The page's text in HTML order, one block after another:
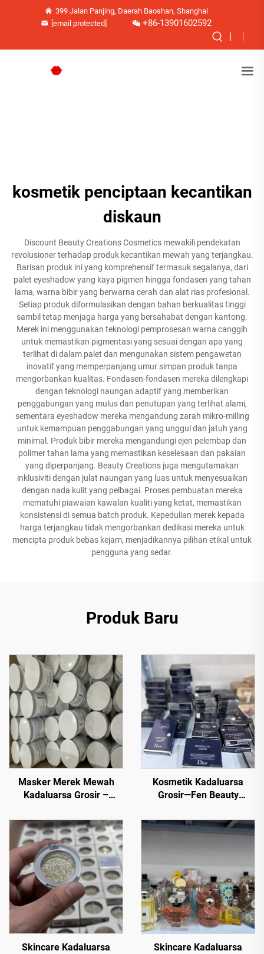
399 Jalan Panjing, Daerah Baoshan, Shanghai
[email protected]
+86-13901602592
kosmetik penciptaan kecantikan
diskaun
Discount Beauty Creations Cosmetics mewakili pendekatan
revolusioner terhadap produk kecantikan mewah yang terjangkau.
Barisan produk ini yang komprehensif termasuk segalanya, dari
palet eyeshadow yang kaya pigmen hingga fondasen yang tahan
lama, warna bibir yang berwarna cerah dan alat rias profesional.
Setiap produk diformulasikan dengan bahan berkualitas tinggi
sambil tetap menjaga harga yang bersahabat dengan kantong.
Merek ini menggunakan teknologi pemprosesan warna canggih
untuk memastikan pigmentasi yang sesuai dengan apa yang
terlihat di dalam palet dan mengunakan sistem pengawetan
inovatif yang memperpanjang umur simpan produk tanpa
mengorbankan kualitas. Fondasen-fondasen mereka dilengkapi
dengan teknologi naungan adaptif yang memberikan
penggabungan yang mulus dan penutupan yang terlihat alami,
sementara eyeshadow mereka mengandung zarah mikro-milling
untuk kemampuan penggabungan yang unggul dan jatuh yang
minimal. Produk bibir mereka mengandungi ejen pelembap dan
polimer tahan lama yang memastikan keselesaan dan pakaian
yang diperpanjang. Beauty Creations juga mengutamakan
inklusiviti dengan julat naungan yang luas untuk menyesuaikan
dengan nada kulit yang pelbagai. Proses pembuatan mereka
mematuhi piawaian kawalan kualiti yang ketat, memastikan
konsistensi di semua batch produk. Kepedulian merek kepada
harga terjangkau tidak mengorbankan dedikasi mereka untuk
mencipta produk bebas kejam, menjadikannya pilihan etikal untuk
pengguna yang sedar.
Produk Baru
Masker Merek Mewah
Kadaluarsa Grosir –
dengan Harga Tidak
Terkalahkan
Kosmetik Kadaluarsa
Grosir—Fen Beauty
menawarkan pelbagai
produk riasan dan
dan tujuan dengan harga
rendah, harga diskaun.
Skincare Kadaluarsa
Skincare Kadaluarsa